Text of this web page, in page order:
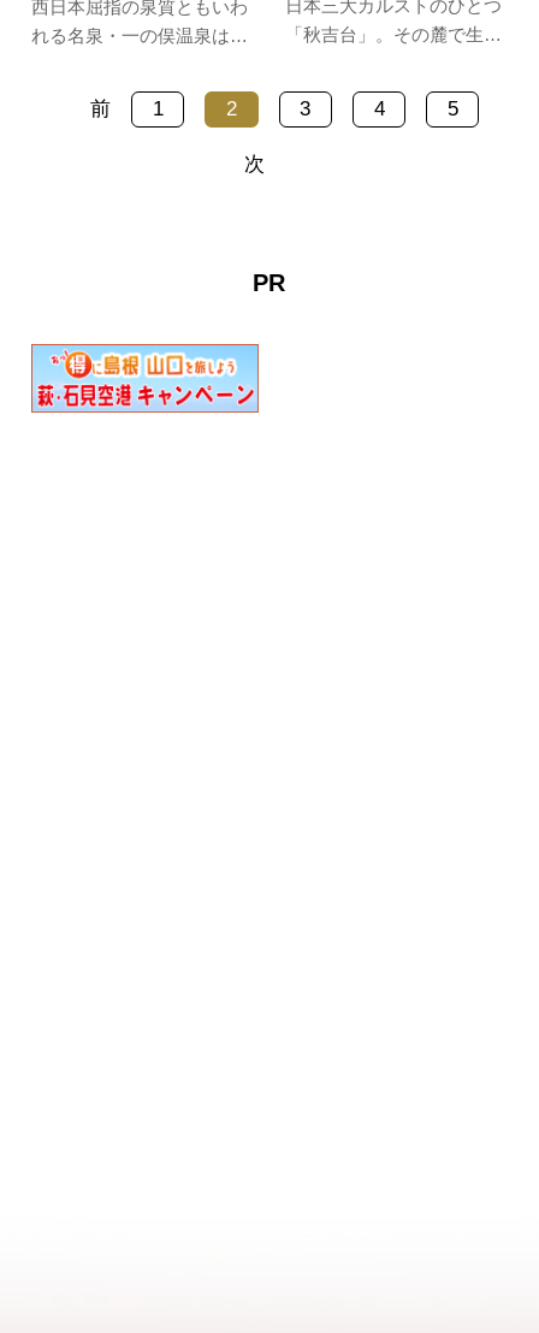
西日本屈指の泉質ともいわ
れる名泉・一の俣温泉は周
た雰囲気の情緒あふれる温
泉郷です。独特のぬめりを
みつきになり、リピーター
日本三大カルストのひとつ
「秋吉台」。その麓で生産
ほうなし）は、みずみずし
くシャリっとした食感が特
秀)」と…
前 1 2 3 4 5
次
PR